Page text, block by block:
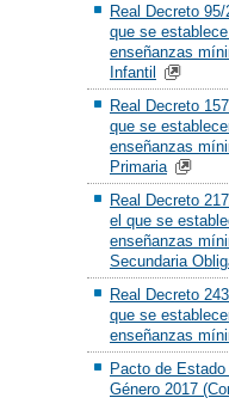
Real Decreto
que se
enseñanzas
Infantil
Real Decreto
que se
enseñanzas
Primaria
Real Decreto
el que se
enseñanzas
Secundaria
Real Decreto
que se
enseñanzas
Pacto de
Género 2017